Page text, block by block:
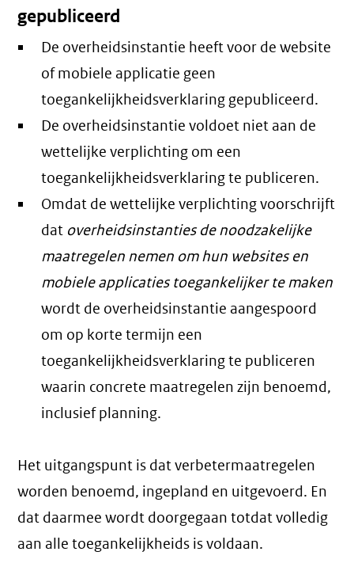
gepubliceerd
De overheidsinstantie heeft voor de website
of mobiele applicatie geen
toegankelijkheidsverklaring gepubliceerd.
De overheidsinstantie voldoet niet aan de
wettelijke verplichting om een
toegankelijkheidsverklaring te publiceren.
Omdat de wettelijke verplichting voorschrijft
dat overheidsinstanties de noodzakelijke
maatregelen nemen om hun websites en
mobiele applicaties toegankelijker te maken
wordt de overheidsinstantie aangespoord
om op korte termijn een
toegankelijkheidsverklaring te publiceren
waarin concrete maatregelen zijn benoemd,
inclusief planning.
Het uitgangspunt is dat verbetermaatregelen
worden benoemd, ingepland en uitgevoerd. En
dat daarmee wordt doorgegaan totdat volledig
aan alle toegankelijkheids is voldaan.